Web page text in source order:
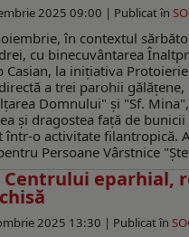
2025 09:00 | Publicat în
în contextul
cu binecuvântarea
Casian, la inițiativa
a trei parohii gălățene,
Domnului" și "Sf.
și dragostea față de
într-o activitate filantropică.
Persoane Vârstnice
Centrului eparhial,
2025 13:30 | Publicat în